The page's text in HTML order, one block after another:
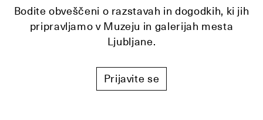
Bodite obveščeni o razstavah in dogodkih, ki jih
pripravljamo v Muzeju in galerijah mesta
Ljubljane.
Prijavite se